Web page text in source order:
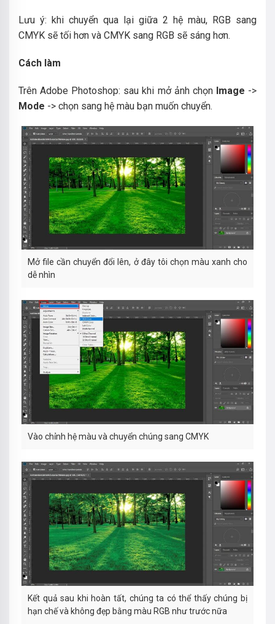
Lưu ý: khi chuyển qua lại giữa 2 hệ màu, RGB sang
CMYK sẽ tối hơn và CMYK sang RGB sẽ sáng hơn.
Cách làm
Trên Adobe Photoshop: sau khi mở ảnh chọn Image ->
Mode -> chọn sang hệ màu bạn muốn chuyển.
Mở file cần chuyển đổi lên, ở đây tôi chọn màu xanh cho
dễ nhìn
Vào chỉnh hệ màu và chuyển chúng sang CMYK
Kết quả sau khi hoàn tất, chúng ta có thể thấy chúng bị
hạn chế và không đẹp bằng màu RGB như trước nữa